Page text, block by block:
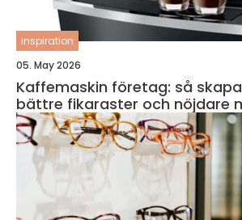
inspiration
05. May 2026
Kaffemaskin företag: så
bättre fikaraster och nöjdare